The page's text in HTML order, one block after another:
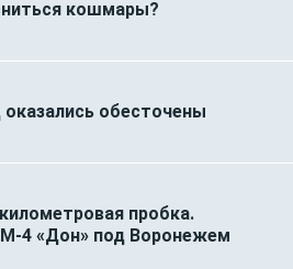
кошмары?
обесточены
пробка.
4 «Дон» под Воронежем